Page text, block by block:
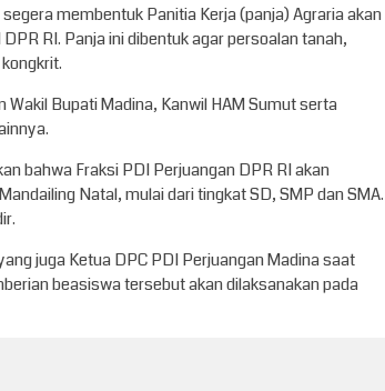
membentuk Panitia Kerja (panja) Agraria akan
RI. Panja ini dibentuk agar persoalan tanah,
Bupati Madina, Kanwil HAM Sumut serta
bahwa Fraksi PDI Perjuangan DPR RI akan
Natal, mulai dari tingkat SD, SMP dan SMA.
juga Ketua DPC PDI Perjuangan Madina saat
beasiswa tersebut akan dilaksanakan pada